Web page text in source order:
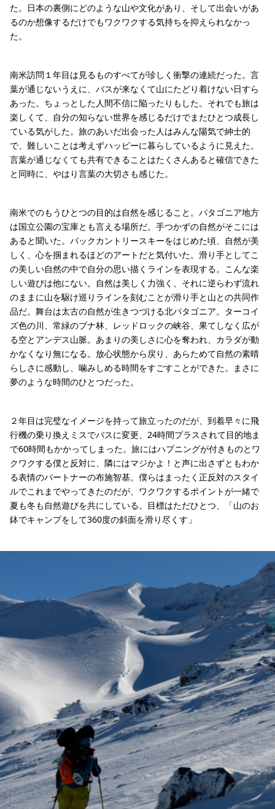
た。日本の裏側にどのような山や文化があり、そして出会いがあ
るのか想像するだけでもワクワクする気持ちを抑えられなかっ
た。
南米訪問１年目は見るものすべてが珍しく衝撃の連続だった。言
葉が通じないうえに、バスが来なくて山にたどり着けない日すら
あった。ちょっとした人間不信に陥ったりもした。それでも旅は
楽しくて、自分の知らない世界を感じるだけでまたひとつ成長し
ている気がした。旅のあいだ出会った人はみんな陽気で紳士的
で、難しいことは考えずハッピーに暮らしているように見えた。
言葉が通じなくても共有できることはたくさんあると確信できた
と同時に、やはり言葉の大切さも感じた。
南米でのもうひとつの目的は自然を感じること。パタゴニア地方
は国立公園の宝庫とも言える場所だ。手つかずの自然がそこには
あると聞いた。バックカントリースキーをはじめた頃、自然が美
しく、心を掴まれるほどのアートだと気付いた。滑り手としてこ
の美しい自然の中で自分の思い描くラインを表現する。こんな楽
しい遊びは他にない。自然は美しく力強く、それに逆らわず流れ
のままに山を駆け巡りラインを刻むことが滑り手と山との共同作
品だ。舞台は太古の自然が生きつづける北パタゴニア。ターコイ
ズ色の川、常緑のブナ林、レッドロックの峡谷、果てしなく広が
る空とアンデス山脈。あまりの美しさに心を奪われ、カラダが動
かなくなり無になる。放心状態から戻り、あらためて自然の素晴
らしさに感動し、噛みしめる時間をすごすことができた。まさに
夢のような時間のひとつだった。
２年目は完璧なイメージを持って旅立ったのだが、到着早々に飛
行機の乗り換えミスでバスに変更、24時間プラスされて目的地ま
で60時間もかかってしまった。旅にはハプニングが付きものとワ
クワクする僕と反対に、隣にはマジかよ！と声に出さずともわか
る表情のパートナーの布施智基。僕らはまったく正反対のスタイ
ルでこれまでやってきたのだが、ワクワクするポイントが一緒で
夏も冬も自然遊びを共にしている。目標はただひとつ、「山のお
鉢でキャンプをして360度の斜面を滑り尽くす」